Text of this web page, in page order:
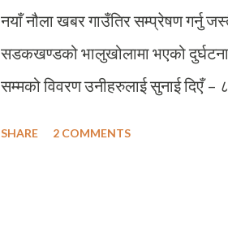
नयाँ नौला खबर गाउँतिर सम्प्रेषण गर्नु
सडकखण्डको भालुखोलामा भएको
सम्मको विवरण उनीहरुलाई सुनाई दिएँ –
SHARE 2 COMMENTS